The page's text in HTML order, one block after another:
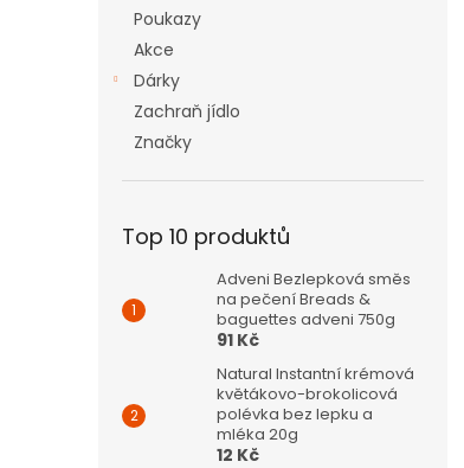
Poukazy
Akce
Dárky
Zachraň jídlo
Značky
Top 10 produktů
Adveni Bezlepková směs
na pečení Breads &
baguettes adveni 750g
91 Kč
Natural Instantní krémová
květákovo-brokolicová
polévka bez lepku a
mléka 20g
12 Kč